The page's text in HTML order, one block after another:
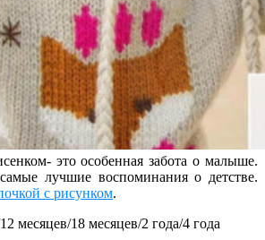
это особенная забота о малыше.
лучшие воспоминания о детстве.
с рисунком.
месяцев/18 месяцев/2 года/4 года